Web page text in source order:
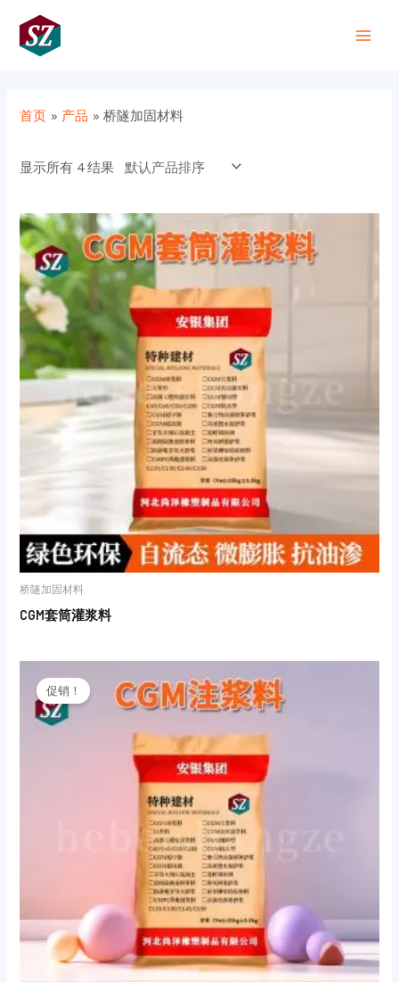
首页 产品 桥隧加固材料
显示所有 4 结果
桥隧加固材料
CGM套筒灌浆料
促销！
价
为：
¥10.00。
前
价